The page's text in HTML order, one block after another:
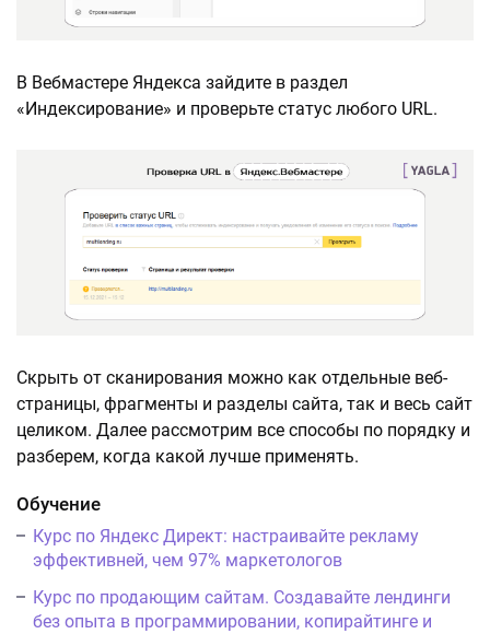
В Вебмастере Яндекса зайдите в раздел
«Индексирование» и проверьте статус любого URL.
Скрыть от сканирования можно как отдельные веб-
страницы, фрагменты и разделы сайта, так и весь сайт
целиком. Далее рассмотрим все способы по порядку и
разберем, когда какой лучше применять.
Обучение
Курс по Яндекс Директ: настраивайте рекламу
эффективней, чем 97% маркетологов
Курс по продающим сайтам. Создавайте лендинги
без опыта в программировании, копирайтинге и